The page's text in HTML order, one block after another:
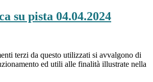
su pista 04.04.2024
terzi da questo utilizzati si avvalgono di
ed utili alle finalità illustrate nella